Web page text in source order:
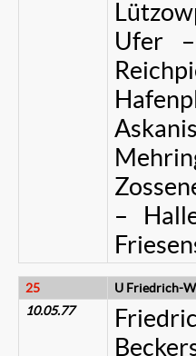
Ufer
–
25
U Friedrich-
10.05.77